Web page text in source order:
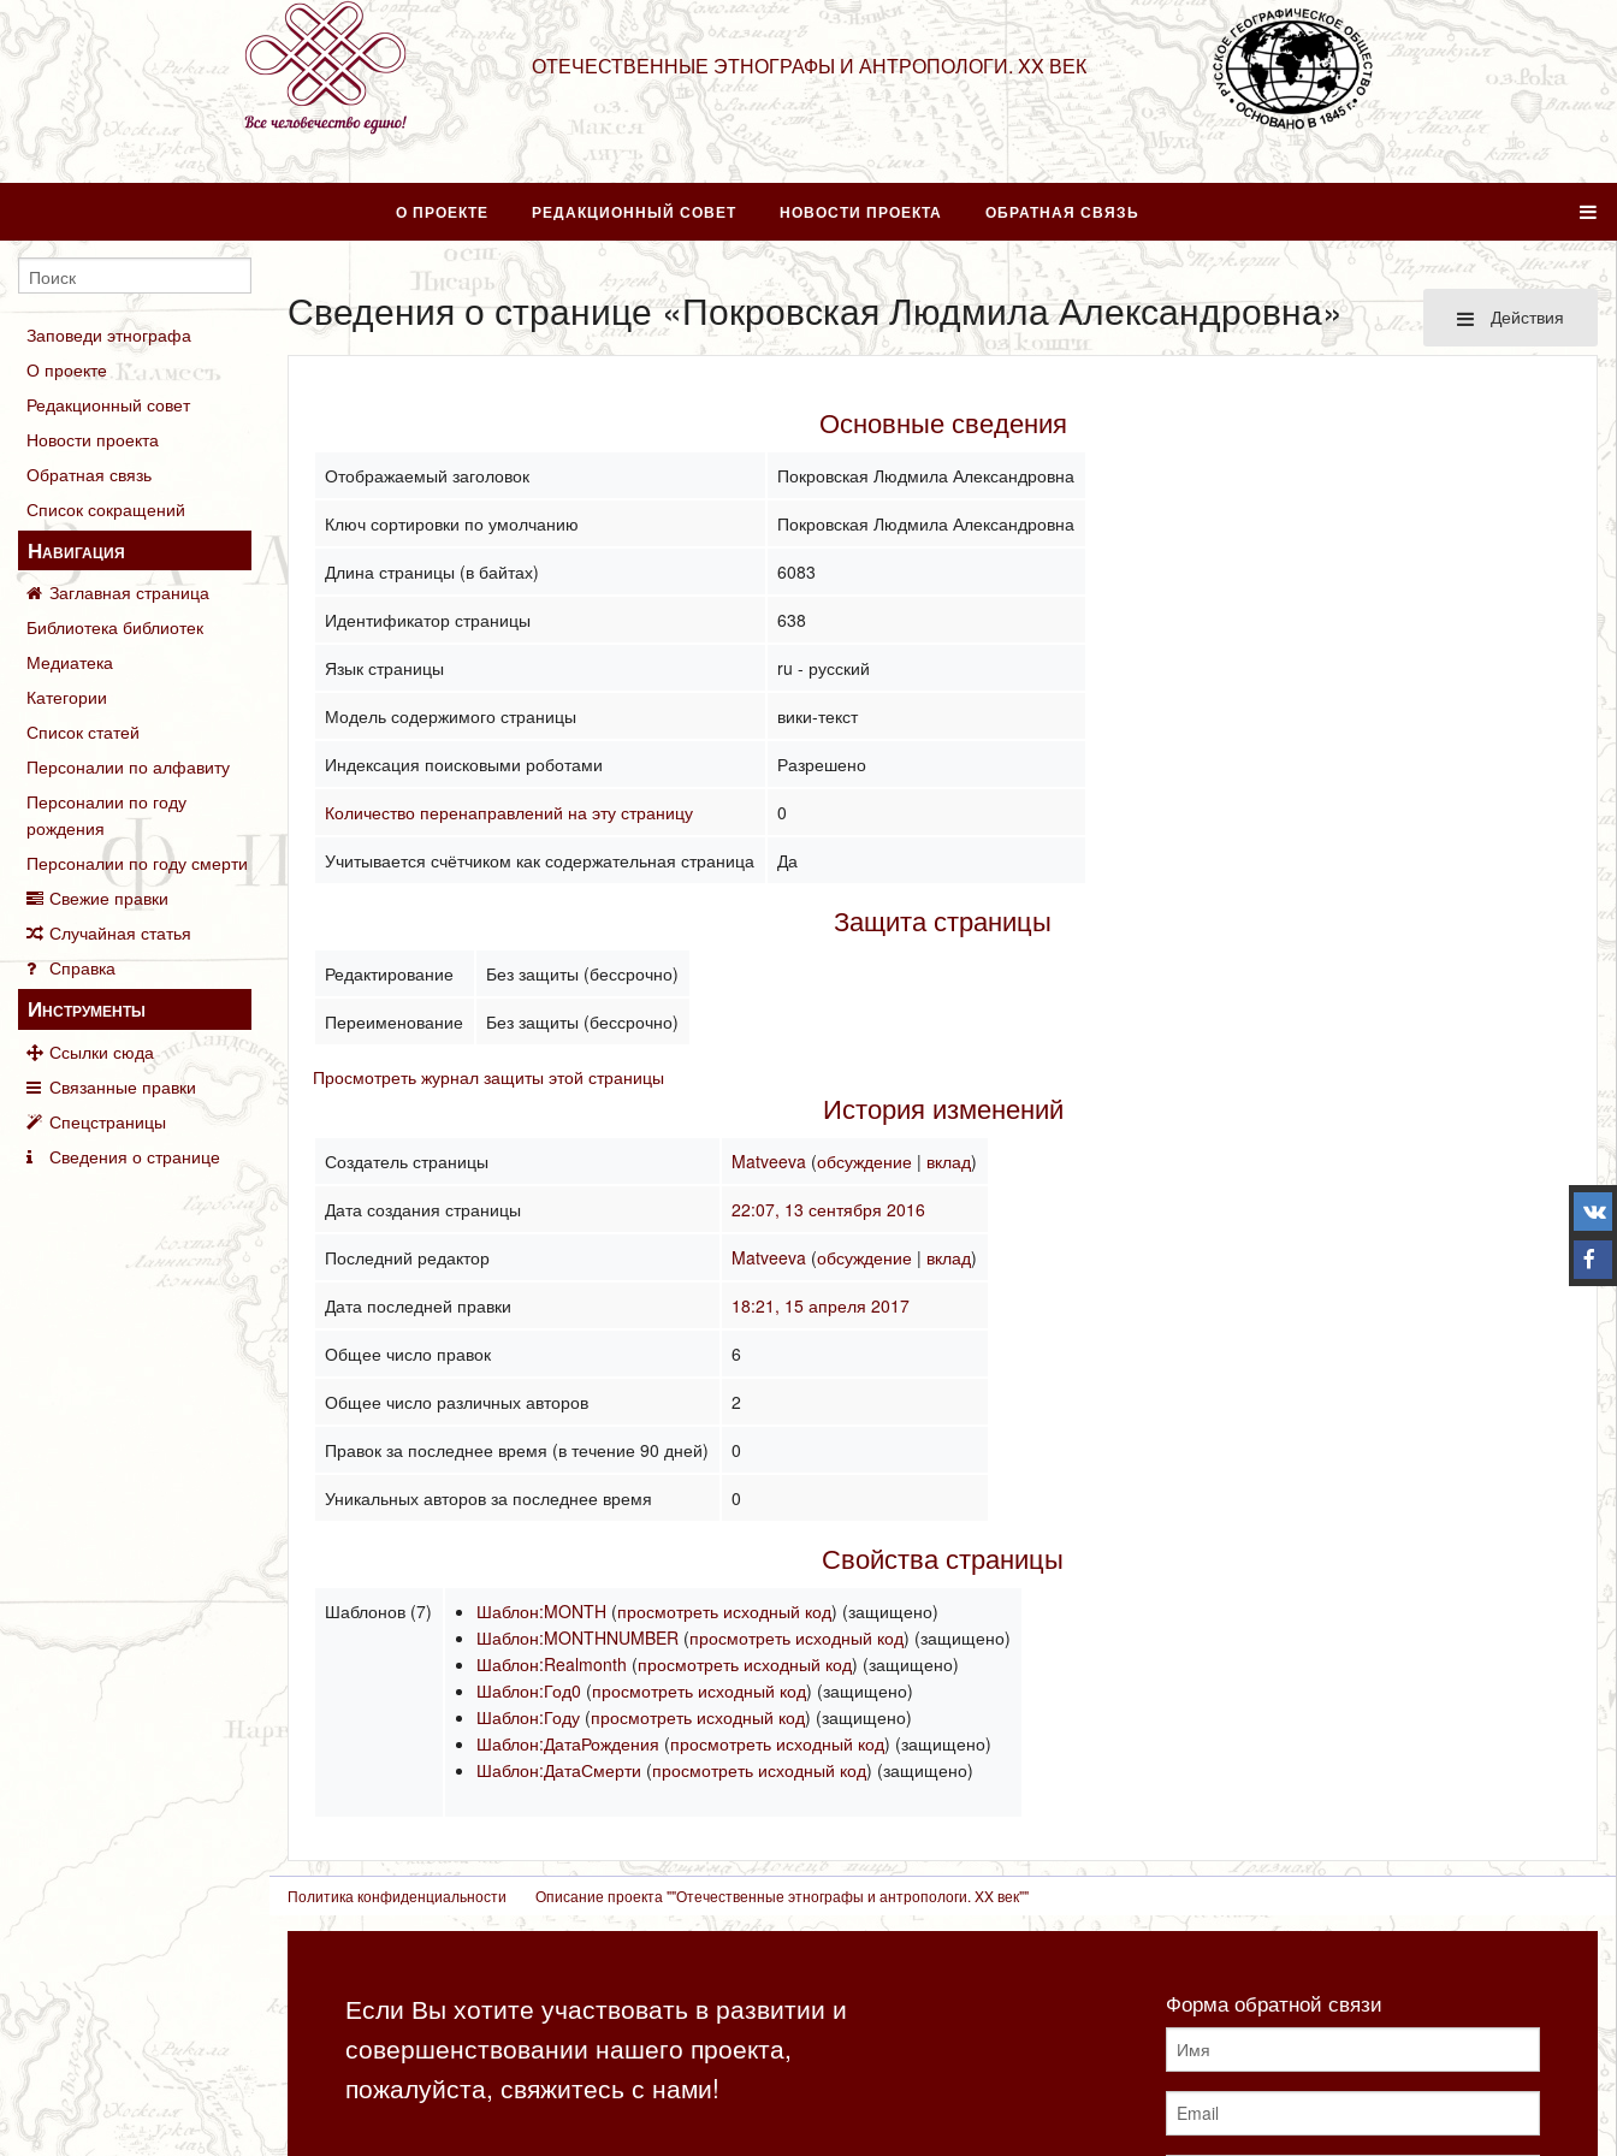
ОТЕЧЕСТВЕННЫЕ ЭТНОГРАФЫ И АНТРОПОЛОГИ. XX ВЕК
О ПРОЕКТЕ РЕДАКЦИОННЫЙ СОВЕТ НОВОСТИ ПРОЕКТА ОБРАТНАЯ СВЯЗЬ
Заповеди этнографа
О проекте
Редакционный совет
Новости проекта
Обратная связь
Список сокращений
Навигация
Заглавная страница
Библиотека библиотек
Медиатека
Категории
Список статей
Персоналии по алфавиту
Персоналии по году
рождения
Персоналии по году смерти
Свежие правки
Случайная статья
Справка
Инструменты
Ссылки сюда
Связанные правки
Спецстраницы
Сведения о странице
Действия
Сведения о странице «Покровская Людмила Александровна»
Основные сведения
Отображаемый заголовок
Покровская Людмила Александровна
Ключ сортировки по умолчанию
Покровская Людмила Александровна
Длина страницы (в байтах)
6083
Идентификатор страницы
638
Язык страницы
ru - русский
Модель содержимого страницы
вики-текст
Индексация поисковыми роботами
Разрешено
Количество перенаправлений на эту страницу
0
Учитывается счётчиком как содержательная страница
Да
Защита страницы
Редактирование
Без защиты (бессрочно)
Переименование
Без защиты (бессрочно)
Просмотреть журнал защиты этой страницы
История изменений
Создатель страницы Matveeva (обсуждение | вклад)
Дата создания страницы
22:07, 13 сентября 2016
Последний редактор
Matveeva (обсуждение | вклад)
Дата последней правки
18:21, 15 апреля 2017
Общее число правок
6
Общее число различных авторов
2
Правок за последнее время (в течение 90 дней)
0
Уникальных авторов за последнее время
0
Свойства страницы
Шаблонов (7) Шаблон:MONTH (просмотреть исходный код) (защищено)
Шаблон:MONTHNUMBER (просмотреть исходный код) (защищено)
Шаблон:Realmonth (просмотреть исходный код) (защищено)
Шаблон:Год0 (просмотреть исходный код) (защищено)
Шаблон:Году (просмотреть исходный код) (защищено)
Шаблон:ДатаРождения (просмотреть исходный код) (защищено)
Шаблон:ДатаСмерти (просмотреть исходный код) (защищено)
Политика конфиденциальности Описание проекта ""Отечественные этнографы и антропологи. XX век""
Если Вы хотите участвовать в развитии и
совершенствовании нашего проекта,
пожалуйста, свяжитесь с нами!
Форма обратной связи